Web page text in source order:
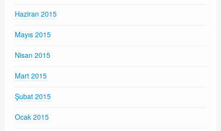
Haziran 2015
Mayıs 2015
Nisan 2015
Mart 2015
Şubat 2015
Ocak 2015